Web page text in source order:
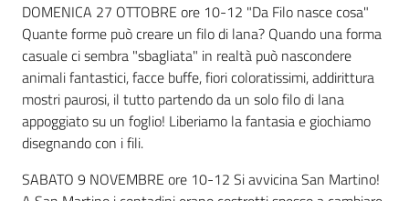
DOMENICA 27 OTTOBRE ore 10-12 "Da Filo nasce cosa"
Quante forme può creare un filo di lana? Quando una forma
casuale ci sembra "sbagliata" in realtà può nascondere
animali fantastici, facce buffe, fiori coloratissimi, addirittura
mostri paurosi, il tutto partendo da un solo filo di lana
appoggiato su un foglio! Liberiamo la fantasia e giochiamo
disegnando con i fili.
SABATO 9 NOVEMBRE ore 10-12 Si avvicina San Martino!